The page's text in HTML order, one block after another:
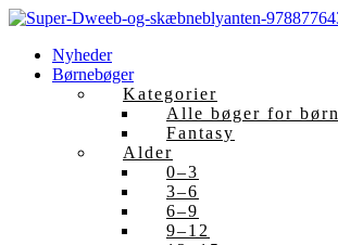
Skip
contentNyheder
Børnebøger
Kategorier
Alle bøger for børn
Fantasy
Alder
0–3
3–6
6–9
9–12